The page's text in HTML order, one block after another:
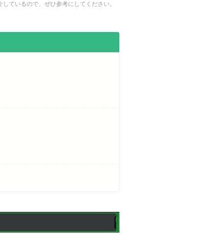
ているので、ぜひ参考にしてください。